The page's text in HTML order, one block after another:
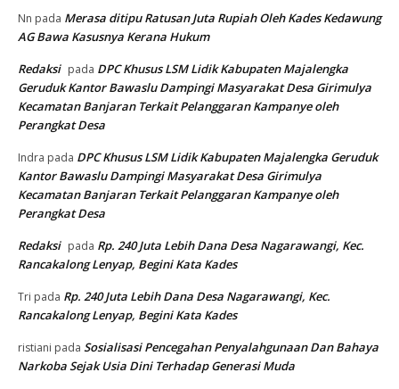
Nn pada Merasa ditipu Ratusan Juta Rupiah Oleh Kades Kedawung
AG Bawa Kasusnya Kerana Hukum
Redaksi pada DPC Khusus LSM Lidik Kabupaten Majalengka
Geruduk Kantor Bawaslu Dampingi Masyarakat Desa Girimulya
Kecamatan Banjaran Terkait Pelanggaran Kampanye oleh
Perangkat Desa
Indra pada DPC Khusus LSM Lidik Kabupaten Majalengka Geruduk
Kantor Bawaslu Dampingi Masyarakat Desa Girimulya
Kecamatan Banjaran Terkait Pelanggaran Kampanye oleh
Perangkat Desa
Redaksi pada Rp. 240 Juta Lebih Dana Desa Nagarawangi, Kec.
Rancakalong Lenyap, Begini Kata Kades
Tri pada Rp. 240 Juta Lebih Dana Desa Nagarawangi, Kec.
Rancakalong Lenyap, Begini Kata Kades
ristiani pada Sosialisasi Pencegahan Penyalahgunaan Dan Bahaya
Narkoba Sejak Usia Dini Terhadap Generasi Muda